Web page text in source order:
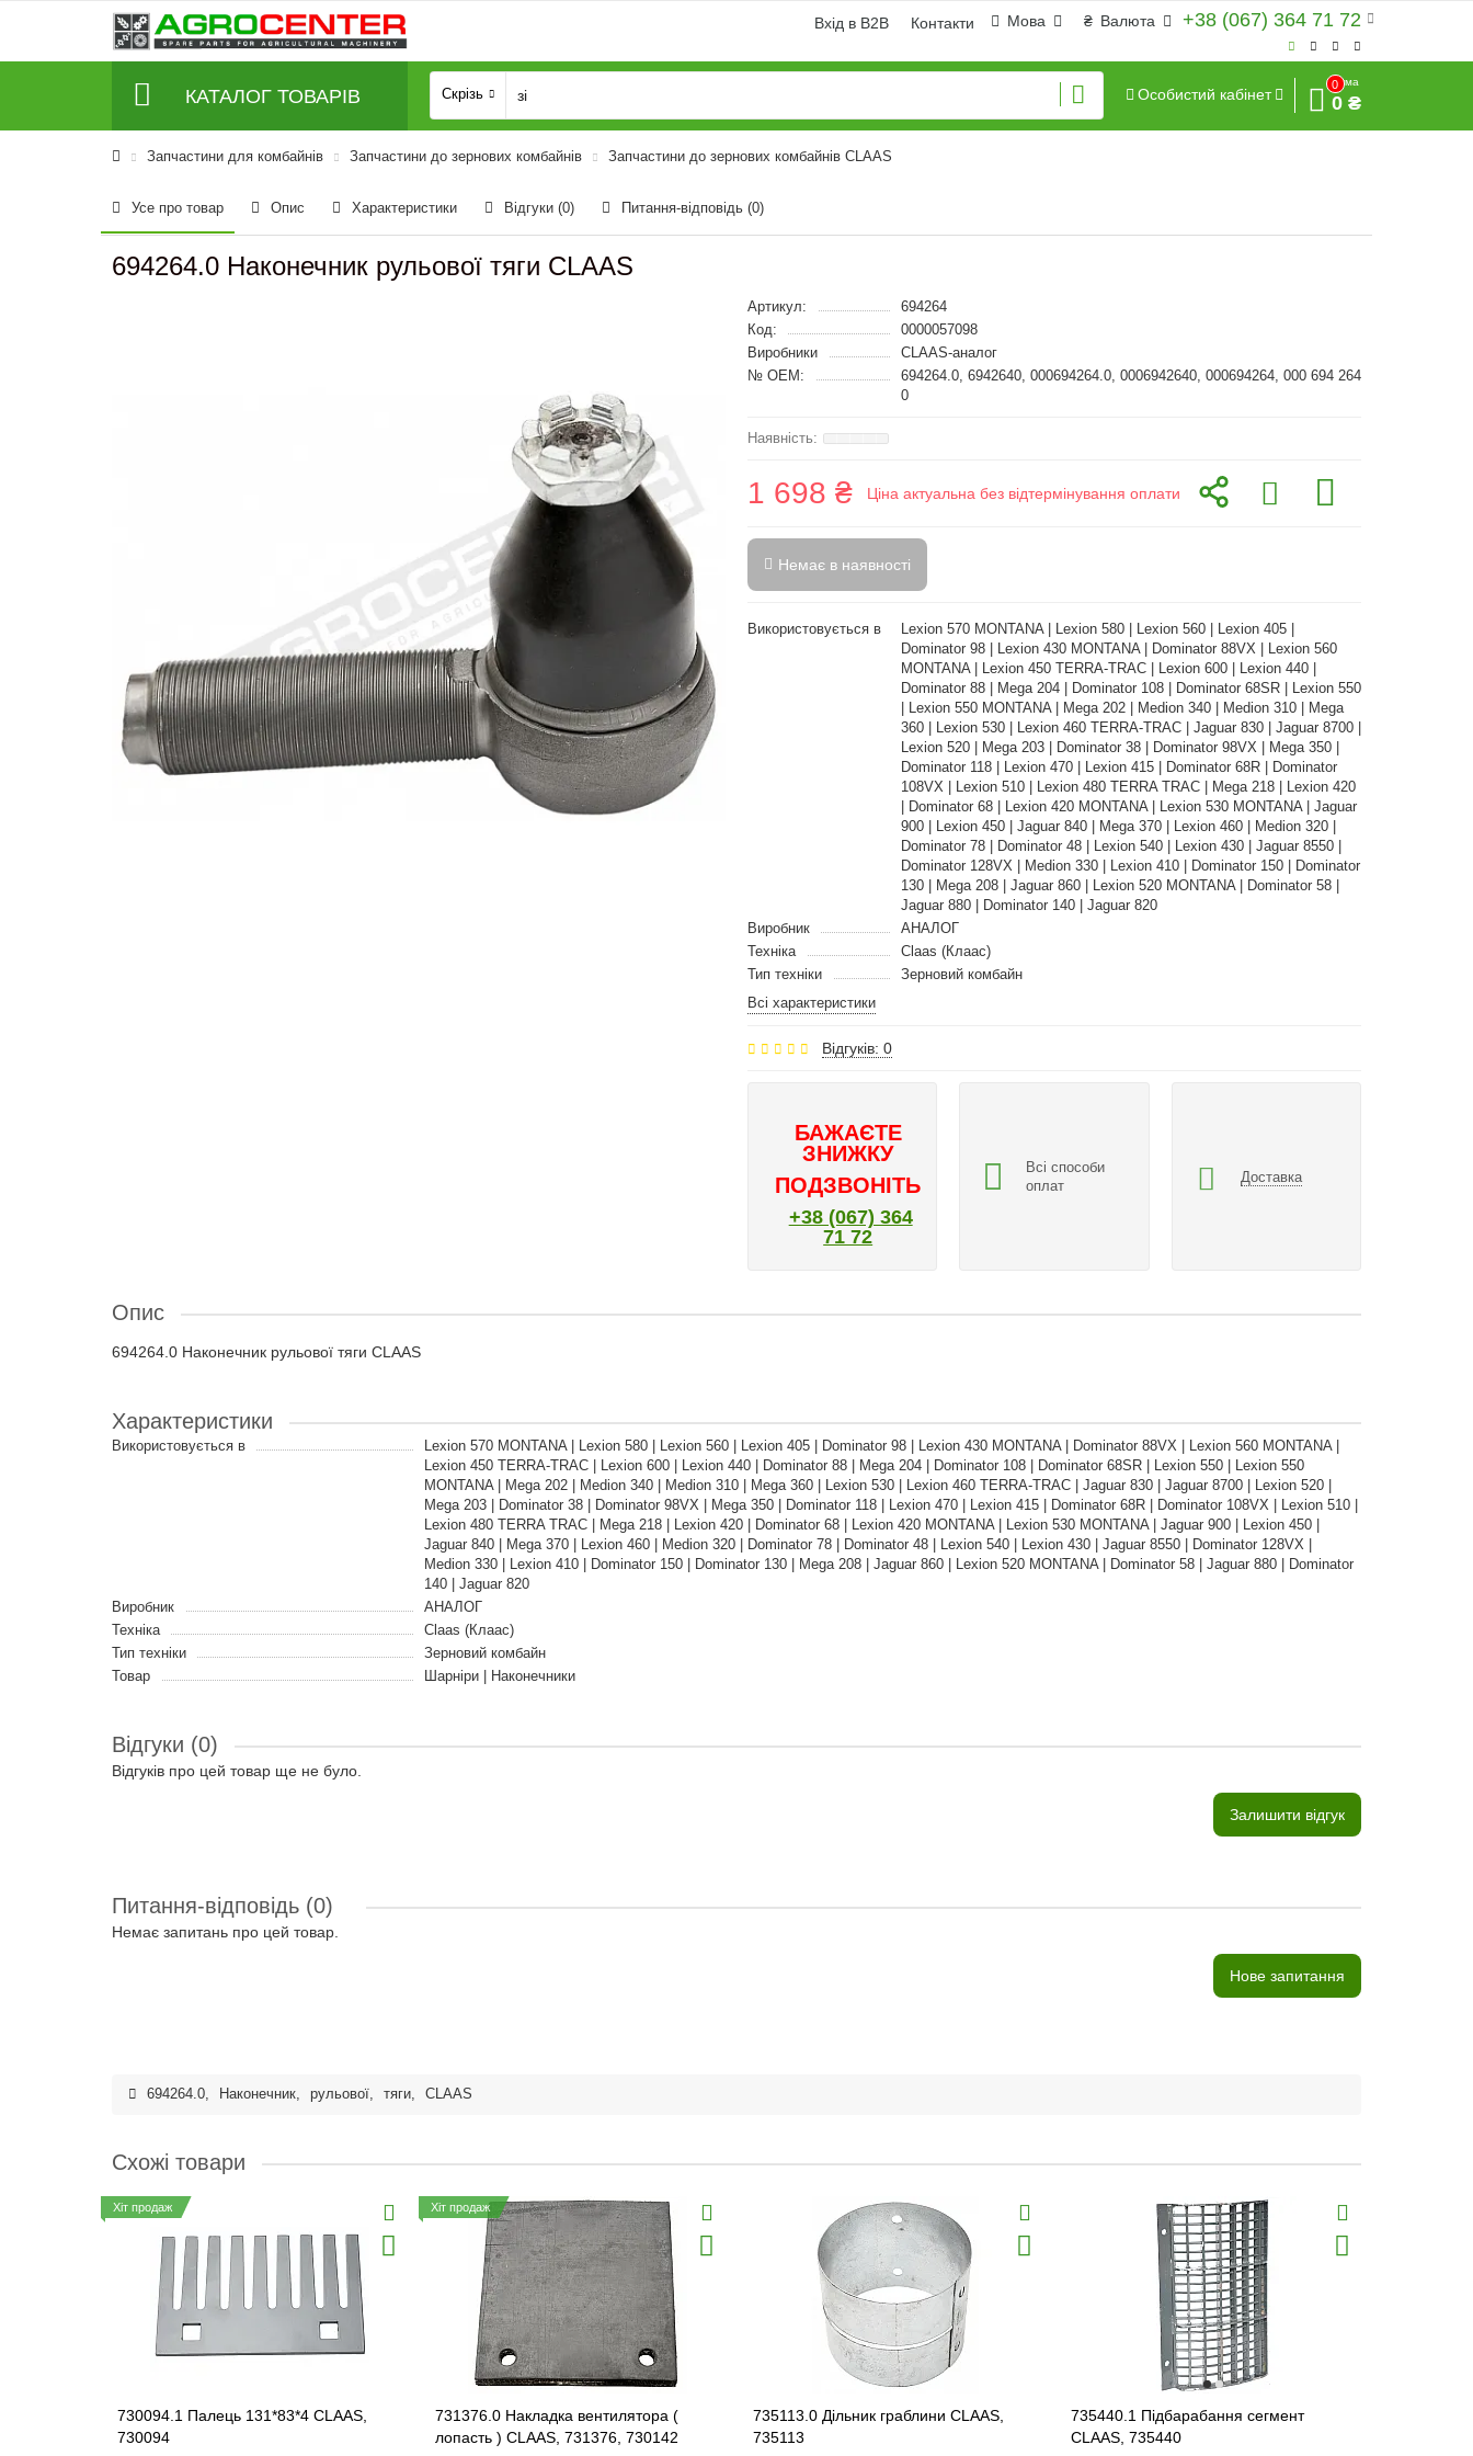
+38 (067) 364 71 72
₴ Валюта
Мова
Вхід в B2B Контакти
КАТАЛОГ ТОВАРІВ Скрізь Особистий кабінет
0
Сума
0 ₴
Запчастини для комбайнів Запчастини до зернових комбайнів Запчастини до зернових комбайнів CLAAS
Усе про товар Опис Характеристики Відгуки (0) Питання-відповідь (0)
694264.0 Наконечник рульової тяги CLAAS
Артикул:
694264
Код:
0000057098
Виробники
CLAAS-аналог
№ OEM:
694264.0, 6942640, 000694264.0, 0006942640, 000694264, 000 694 264
0
1 698 ₴ Ціна актуальна без відтермінування оплати
Немає в наявності
Використовується в
Lexion 570 MONTANA | Lexion 580 | Lexion 560 | Lexion 405 |
Dominator 98 | Lexion 430 MONTANA | Dominator 88VX | Lexion 560
MONTANA | Lexion 450 TERRA-TRAC | Lexion 600 | Lexion 440 |
Dominator 88 | Mega 204 | Dominator 108 | Dominator 68SR | Lexion 550
| Lexion 550 MONTANA | Mega 202 | Medion 340 | Medion 310 | Mega
360 | Lexion 530 | Lexion 460 TERRA-TRAC | Jaguar 830 | Jaguar 8700 |
Lexion 520 | Mega 203 | Dominator 38 | Dominator 98VX | Mega 350 |
Dominator 118 | Lexion 470 | Lexion 415 | Dominator 68R | Dominator
108VX | Lexion 510 | Lexion 480 TERRA TRAC | Mega 218 | Lexion 420
| Dominator 68 | Lexion 420 MONTANA | Lexion 530 MONTANA | Jaguar
900 | Lexion 450 | Jaguar 840 | Mega 370 | Lexion 460 | Medion 320 |
Dominator 78 | Dominator 48 | Lexion 540 | Lexion 430 | Jaguar 8550 |
Dominator 128VX | Medion 330 | Lexion 410 | Dominator 150 | Dominator
130 | Mega 208 | Jaguar 860 | Lexion 520 MONTANA | Dominator 58 |
Jaguar 880 | Dominator 140 | Jaguar 820
Виробник
АНАЛОГ
Техніка
Claas (Клаас)
Тип техніки
Зерновий комбайн
Всі характеристики
Відгуків: 0
БАЖАЄТЕ
ЗНИЖКУ
ПОДЗВОНІТЬ
+38 (067) 364
71 72
Всі способи
оплат
Доставка
Опис
694264.0 Наконечник рульової тяги CLAAS
Характеристики
Використовується в
Lexion 570 MONTANA | Lexion 580 | Lexion 560 | Lexion 405 | Dominator 98 | Lexion 430 MONTANA | Dominator 88VX | Lexion 560 MONTANA |
Lexion 450 TERRA-TRAC | Lexion 600 | Lexion 440 | Dominator 88 | Mega 204 | Dominator 108 | Dominator 68SR | Lexion 550 | Lexion 550
MONTANA | Mega 202 | Medion 340 | Medion 310 | Mega 360 | Lexion 530 | Lexion 460 TERRA-TRAC | Jaguar 830 | Jaguar 8700 | Lexion 520 |
Mega 203 | Dominator 38 | Dominator 98VX | Mega 350 | Dominator 118 | Lexion 470 | Lexion 415 | Dominator 68R | Dominator 108VX | Lexion 510 |
Lexion 480 TERRA TRAC | Mega 218 | Lexion 420 | Dominator 68 | Lexion 420 MONTANA | Lexion 530 MONTANA | Jaguar 900 | Lexion 450 |
Jaguar 840 | Mega 370 | Lexion 460 | Medion 320 | Dominator 78 | Dominator 48 | Lexion 540 | Lexion 430 | Jaguar 8550 | Dominator 128VX |
Medion 330 | Lexion 410 | Dominator 150 | Dominator 130 | Mega 208 | Jaguar 860 | Lexion 520 MONTANA | Dominator 58 | Jaguar 880 | Dominator
140 | Jaguar 820
Виробник
АНАЛОГ
Техніка
Claas (Клаас)
Тип техніки
Зерновий комбайн
Товар
Шарніри | Наконечники
Відгуки (0)
Відгуків про цей товар ще не було.
Залишити відгук
Питання-відповідь (0)
Немає запитань про цей товар.
Нове запитання
694264.0, Наконечник, рульової, тяги, CLAAS
Схожі товари
Хіт продаж
730094.1 Палець 131*83*4 CLAAS,
730094
Хіт продаж
731376.0 Накладка вентилятора (
лопасть ) CLAAS, 731376, 730142
735113.0 Дільник граблини CLAAS,
735113
735440.1 Підбарабання сегмент
CLAAS, 735440